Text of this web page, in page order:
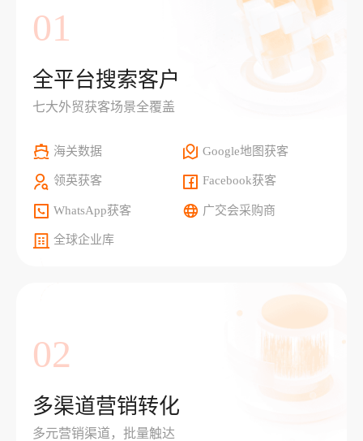
01
全平台搜索客户
七大外贸获客场景全覆盖
海关数据 Google地图获客
领英获客 Facebook获客
WhatsApp获客 广交会采购商
全球企业库
02
多渠道营销转化
多元营销渠道，批量触达